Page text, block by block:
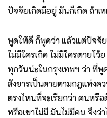
ปัจจัยเกิดมีอยู่ มันก็เกิด ถ้าเ
พูดให้ดี ก็พูดว่า แล้วแต่ปัจจั
ไม่มีใครเกิด ไม่มีใครตายโว้
ทุกวันน่ะในกรุงเทพฯ ว่า ที่พู
สังขารเป็นตายตามกฎแห่งค
ตรงไหนที่จะเรียกว่า คนหรื
หรือเขาไม่มี มันไม่มีคน จึงว่